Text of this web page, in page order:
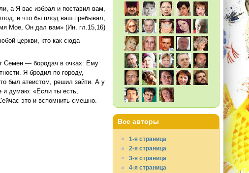
а Я вас избрал и поставил вам,
и что бы плод ваш пребывал,
Мое, Он дал вам» (Ин. гл.15,16)
церкви, кто как сюда
Семен — бородач в очках. Ему
Я бродил по городу,
был атеистом, решил зайти. А у
и думаю: «Если ты есть,
это и вспомнить смешно.
Все авторы
1-я страница
2-я страница
3-я страница
4-я страница